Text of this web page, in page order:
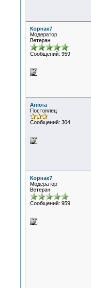
Корнак7
Модератор
Ветеран
Сообщений: 959
Анюта
Постоялец
Сообщений: 304
Корнак7
Модератор
Ветеран
Сообщений: 959